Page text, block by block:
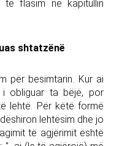
flasim në kapitullin
shtatzënë
për besimtarin. Kur ai
obliguar ta bëjë, por
lehtë. Për këtë formë
lehtësim dhe jo
të agjërimit është